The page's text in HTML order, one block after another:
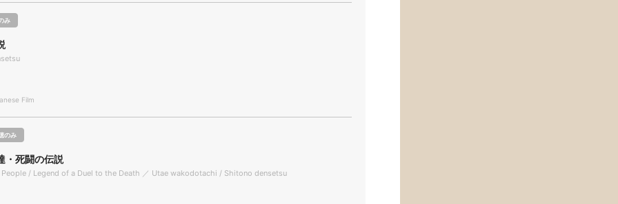
み
Film
のみ
・死闘の伝説
People / Legend of a Duel to the Death ／ Utae wakodotachi / Shitono densetsu